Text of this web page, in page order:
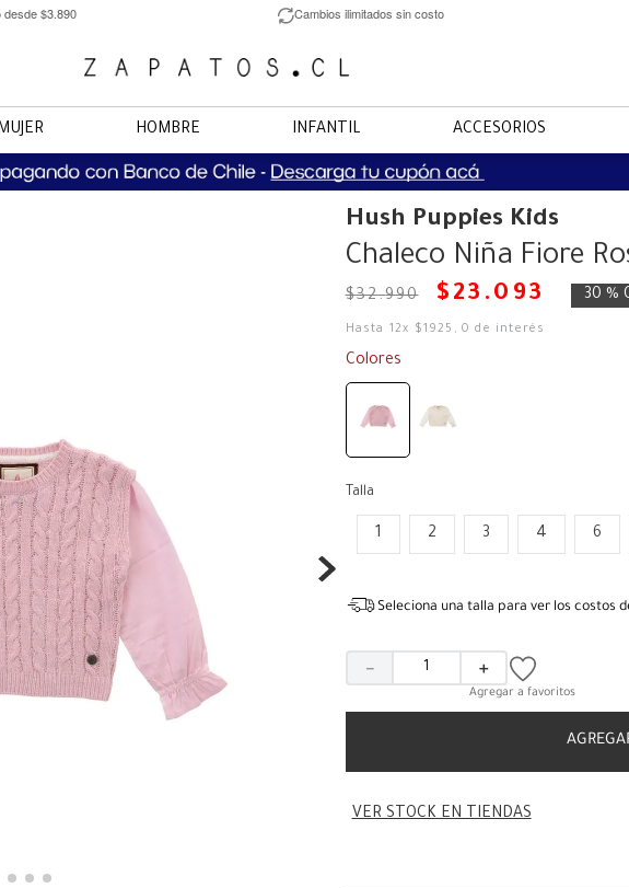
desde $3.890 Cambios ilimitados sin costo
HOMBRE INFANTIL ACCESORIOS
Hush Puppies Kids
Chaleco Niña Fiore
$32.990 $ 23 . 093 30 %
Hasta 12x $1925 ,0 de interés
Colores
Talla
1 2 3 4 6
Seleciona una talla para ver los costos
＋
－
VER STOCK EN TIENDAS